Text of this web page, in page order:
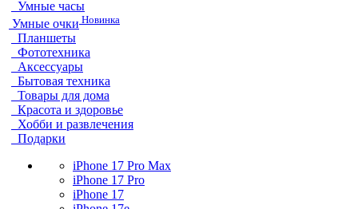
Умные часы
Умные очки Новинка
Планшеты
Фототехника
Аксессуары
Бытовая техника
Товары для дома
Красота и здоровье
Хобби и развлечения
Подарки
iPhone 17 Pro Max
iPhone 17 Pro
iPhone 17